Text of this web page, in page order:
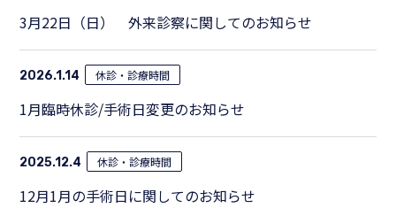
3月22日（日） 外来診察に関してのお知らせ
2026.1.14 休診・診療時間
1月臨時休診/手術日変更のお知らせ
2025.12.4 休診・診療時間
12月1月の手術日に関してのお知らせ